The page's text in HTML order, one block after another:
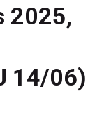
2025,
14/06)